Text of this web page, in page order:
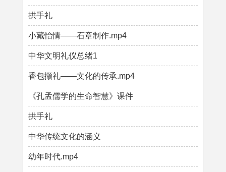
拱手礼
小藏怡情——石章制作.mp4
中华文明礼仪总绪1
香包撷礼——文化的传承.mp4
《孔孟儒学的生命智慧》课件
拱手礼
中华传统文化的涵义
幼年时代.mp4